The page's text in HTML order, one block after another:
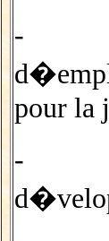
- la
pour la
-